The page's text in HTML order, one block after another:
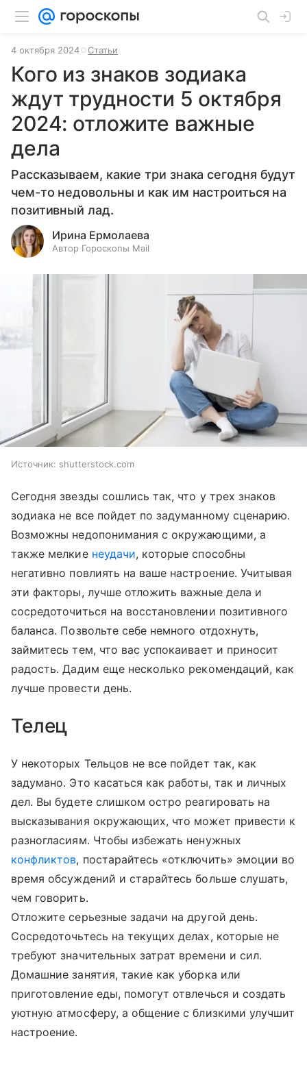
4 октября 2024 Статьи
Кого из знаков зодиака
ждут трудности 5 октября
2024: отложите важные
дела
Рассказываем, какие три знака сегодня будут
чем-то недовольны и как им настроиться на
позитивный лад.
Ирина Ермолаева
Автор Гороскопы Mail
Источник: shutterstock.com
Сегодня звезды сошлись так, что у трех знаков
зодиака не все пойдет по задуманному сценарию.
Возможны недопонимания с окружающими, а
также мелкие неудачи, которые способны
негативно повлиять на ваше настроение. Учитывая
эти факторы, лучше отложить важные дела и
сосредоточиться на восстановлении позитивного
баланса. Позвольте себе немного отдохнуть,
займитесь тем, что вас успокаивает и приносит
радость. Дадим еще несколько рекомендаций, как
лучше провести день.
Телец
У некоторых Тельцов не все пойдет так, как
задумано. Это касаться как работы, так и личных
дел. Вы будете слишком остро реагировать на
высказывания окружающих, что может привести к
разногласиям. Чтобы избежать ненужных
конфликтов, постарайтесь «отключить» эмоции во
время обсуждений и старайтесь больше слушать,
чем говорить.
Отложите серьезные задачи на другой день.
Сосредоточьтесь на текущих делах, которые не
требуют значительных затрат времени и сил.
Домашние занятия, такие как уборка или
приготовление еды, помогут отвлечься и создать
уютную атмосферу, а общение с близкими улучшит
настроение.